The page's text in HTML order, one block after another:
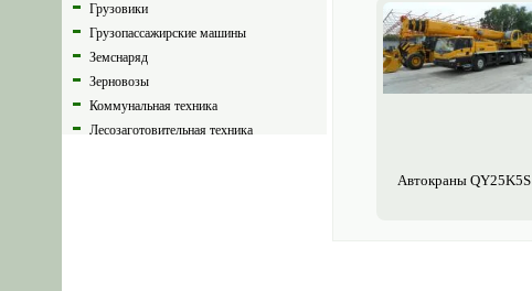
Грузовики
Грузопассажирские машины
Земснаряд
Зерновозы
Коммунальная техника
Лесозаготовительная техника
Авто­краны QY25K5S